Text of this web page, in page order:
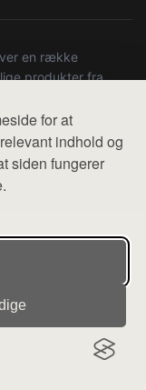
for at
indhold og
siden fungerer
en række
produkter fra
denne side - vi
har heller ikke
forbeholdes.